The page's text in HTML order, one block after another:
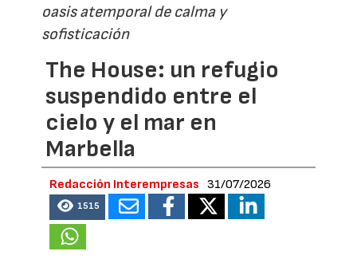
oasis atemporal de calma y
sofisticación
The House: un refugio
suspendido entre el
cielo y el mar en
Marbella
Redacción Interempresas 31/07/2026
1515